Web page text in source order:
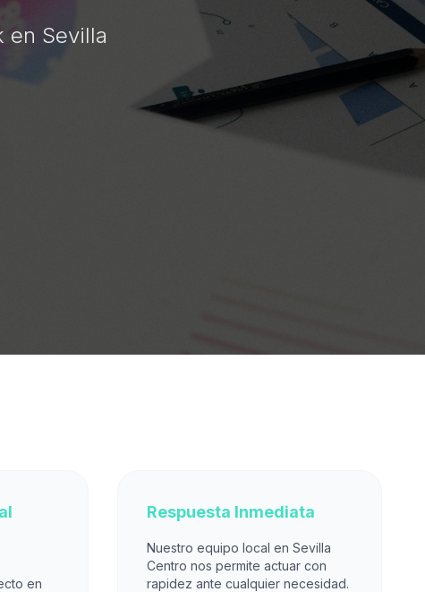
en Sevilla
en
Respuesta Inmediata
Nuestro equipo local en Sevilla
Centro nos permite actuar con
rapidez ante cualquier necesidad.